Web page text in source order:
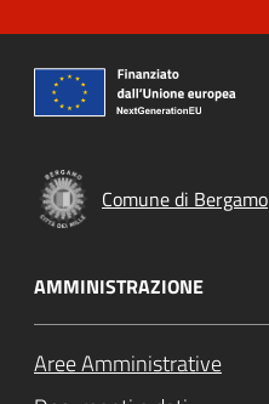
Comune di Bergamo
AMMINISTRAZIONE
Aree Amministrative